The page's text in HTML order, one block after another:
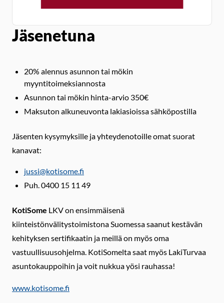
Jäsenetuna
20% alennus asunnon tai mökin
myyntitoimeksiannosta
Asunnon tai mökin hinta-arvio 350€
Maksuton alkuneuvonta lakiasioissa sähköpostilla
Jäsenten kysymyksille ja yhteydenotoille omat suorat
kanavat:
jussi@kotisome.fi
Puh. 0400 15 11 49
KotiSome LKV on ensimmäisenä
kiinteistönvälitystoimistona Suomessa saanut kestävän
kehityksen sertifikaatin ja meillä on myös oma
vastuullisuusohjelma. KotiSomelta saat myös LakiTurvaa
asuntokauppoihin ja voit nukkua yösi rauhassa!
www.kotisome.fi